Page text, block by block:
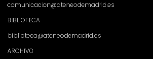
comunicacion@ateneodemadrid.es
BIBLIOTECA
biblioteca@ateneodemadrid.es
ARCHIVO